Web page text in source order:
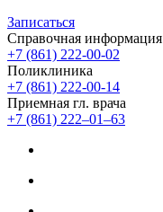
Записаться
Справочная информация
+7 (861) 222-00-02
Поликлиника
+7 (861) 222-00-14
Приемная гл. врача
+7 (861) 222‒01‒63